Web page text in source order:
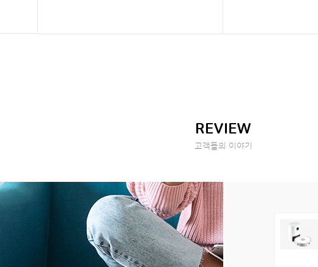
REVIEW
고객들의 이야기